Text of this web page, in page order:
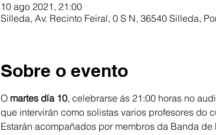
10 ago 2021, 21:00
Silleda, Av. Recinto Feiral, 0 S N, 36540 Silleda,
Sobre o evento
O martes día 10, celebrarse ás 21:00 horas no
que intervirán como solistas varios profesores do
Estarán acompañados por membros da Banda